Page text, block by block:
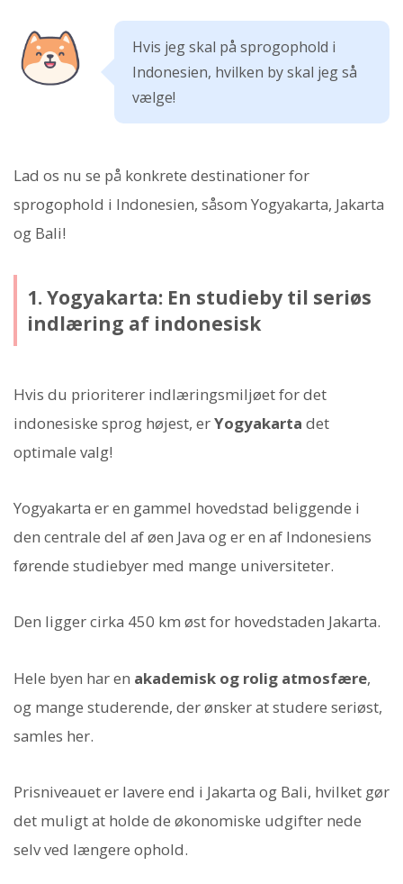
Hvis jeg skal på sprogophold i
Indonesien, hvilken by skal jeg så
vælge!
Lad os nu se på konkrete destinationer for
sprogophold i Indonesien, såsom Yogyakarta, Jakarta
og Bali!
1. Yogyakarta: En studieby til seriøs
indlæring af indonesisk
Hvis du prioriterer indlæringsmiljøet for det
indonesiske sprog højest, erYogyakarta det
optimale valg!
Yogyakarta er en gammel hovedstad beliggende i
den centrale del af øen Java og er en af Indonesiens
førende studiebyer med mange universiteter.
Den ligger cirka 450 km øst for hovedstaden Jakarta.
Hele byen har en akademisk og rolig atmosfære,
og mange studerende, der ønsker at studere seriøst,
samles her.
Prisniveauet er lavere end i Jakarta og Bali, hvilket gør
det muligt at holde de økonomiske udgifter nede
selv ved længere ophold.